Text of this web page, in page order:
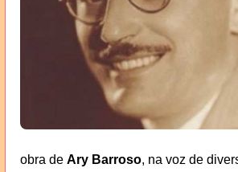
obra de Ary Barroso, na voz de